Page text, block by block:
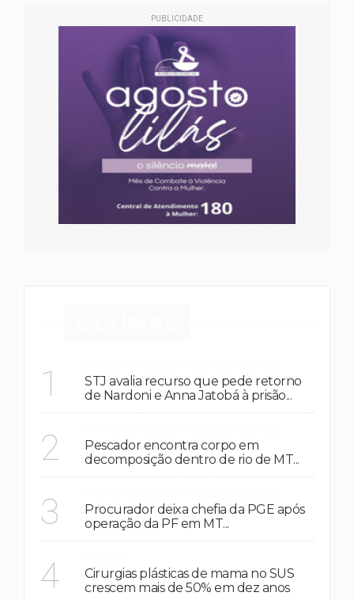
PUBLICIDADE
1
STJ avalia recurso que pede retorno
de Nardoni e Anna Jatobá à prisão...
2
Pescador encontra corpo em
decomposição dentro de rio de MT...
3
Procurador deixa chefia da PGE após
operação da PF em MT...
4
Cirurgias plásticas de mama no SUS
crescem mais de 50% em dez anos